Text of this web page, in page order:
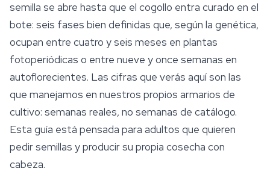
semilla se abre hasta que el cogollo entra curado en el
bote: seis fases bien definidas que, según la genética,
ocupan entre cuatro y seis meses en plantas
fotoperiódicas o entre nueve y once semanas en
autoflorecientes. Las cifras que verás aquí son las
que manejamos en nuestros propios armarios de
cultivo: semanas reales, no semanas de catálogo.
Esta guía está pensada para adultos que quieren
pedir semillas y producir su propia cosecha con
cabeza.